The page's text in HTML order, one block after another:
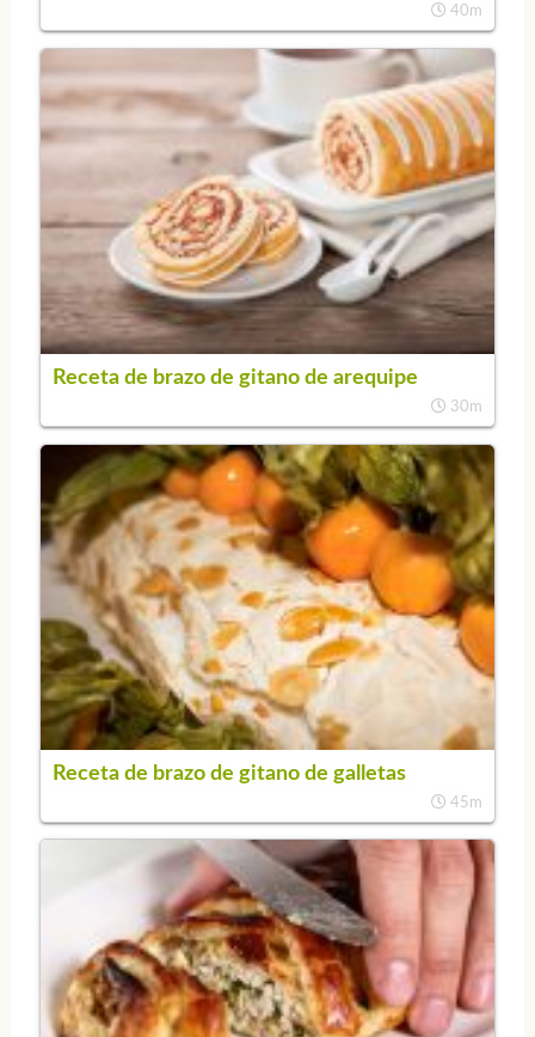
40m
Receta de brazo de gitano de arequipe
30m
Receta de brazo de gitano de galletas
45m